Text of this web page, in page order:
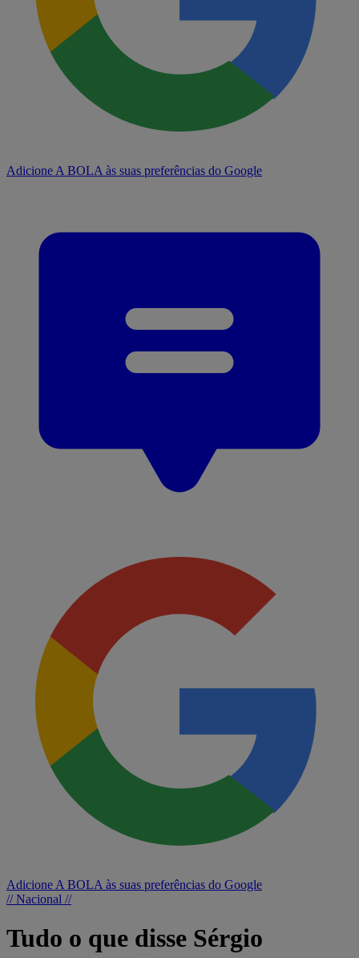
Adicione A BOLA às suas preferências do Google
Adicione A BOLA às suas preferências do Google
// Nacional //
Tudo o que disse Sérgio